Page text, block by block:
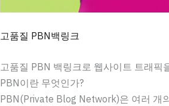
고품질 PBN백링크
고품질 PBN 백링크로 웹사이트 트래픽
PBN이란 무엇인가?
PBN(Private Blog Network)은 여러 개